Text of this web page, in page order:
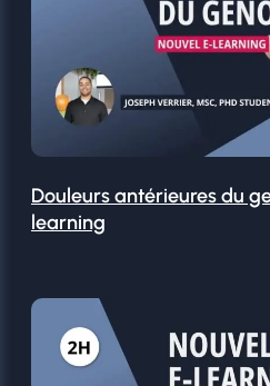
Douleurs antérieures du
learning